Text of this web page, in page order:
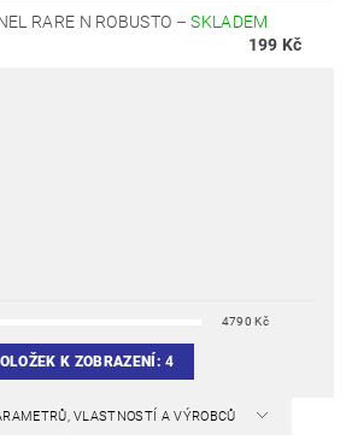
RARE N ROBUSTO –SKLADEM
199 Kč
4790 Kč
K ZOBRAZENÍ:4
VLASTNOSTÍ A VÝROBCŮ